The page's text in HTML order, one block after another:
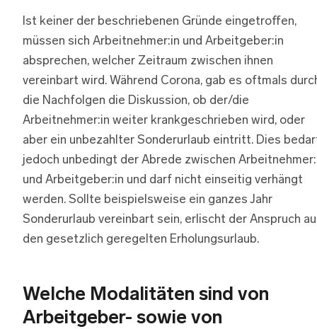
Ist keiner der beschriebenen Gründe eingetroffen,
müssen sich Arbeitnehmer:in und Arbeitgeber:in
absprechen, welcher Zeitraum zwischen ihnen
vereinbart wird. Während Corona, gab es oftmals
die Nachfolgen die Diskussion, ob der/die
Arbeitnehmer:in weiter krankgeschrieben wird, oder
aber ein unbezahlter Sonderurlaub eintritt. Dies
jedoch unbedingt der Abrede zwischen
und Arbeitgeber:in und darf nicht einseitig verhängt
werden. Sollte beispielsweise ein ganzes Jahr
Sonderurlaub vereinbart sein, erlischt der Anspruch
den gesetzlich geregelten Erholungsurlaub.
Welche Modalitäten sind von
Arbeitgeber- sowie von